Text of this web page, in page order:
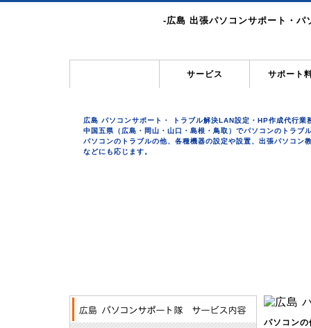
-広島 出張パソコンサポート・パ
サービス サポート
広島 パソコンサポート・ トラブル解決LAN設定・HP作成代行
中国五県（広島・岡山・山口・島根・鳥取）でパソコンのトラブ
パソコンのトラブルの他、各種機器の設定や設置、出張パソコン
などにも応じます。
パソコン